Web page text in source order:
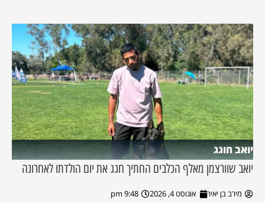
יואב חוגג
יואב שוורצמן מאלף הכלבים החתיך חגג את יום הולדתו לאחרונה
מירב בן יאיר אוגוסט 4, 2026 9:48 pm